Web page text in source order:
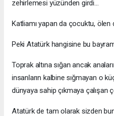
zehirlemesi yüzünden girdi...
Katliamı yapan da çocuktu, ölen
Peki Atatürk hangisine bu
Toprak altına sığan ancak
insanların kalbine sığmayan o
dünyaya sahip çıkmaya çalışan
Atatürk de tam olarak sizden